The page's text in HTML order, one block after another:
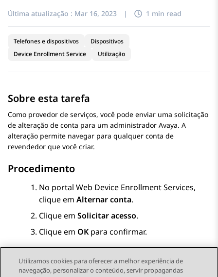
Última atualização : Mar 16, 2023 | 1 min read
Telefones e dispositivos
Dispositivos
Device Enrollment Service
Utilização
Sobre esta tarefa
Como provedor de serviços, você pode enviar uma solicitação
de alteração de conta para um administrador Avaya. A
alteração permite navegar para qualquer conta de
revendedor que você criar.
Procedimento
No portal Web Device Enrollment Services,
clique em Alternar conta.
Clique em Solicitar acesso.
Clique em OKpara confirmar.
Utilizamos cookies para oferecer a melhor experiência de
navegação, personalizar o conteúdo, servir propagandas